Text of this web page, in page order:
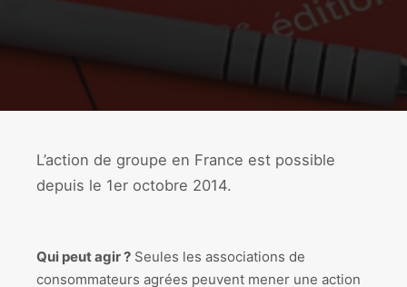
L’action de groupe en France est possible
depuis le 1er octobre 2014.
Qui peut agir ? Seules les associations de
consommateurs agrées peuvent mener une action